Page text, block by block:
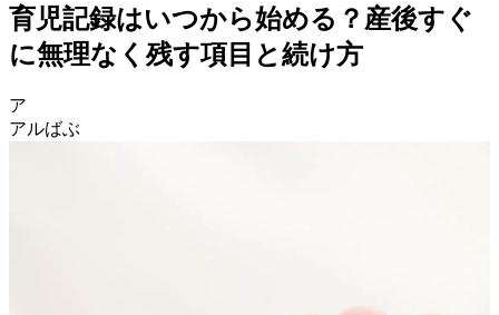
育児記録はいつから始める？産後すぐ
に無理なく残す項目と続け方
ア
アルばぶ